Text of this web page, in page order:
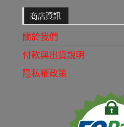
商店資訊
關於我們
付款與出貨說明
隱私權政策